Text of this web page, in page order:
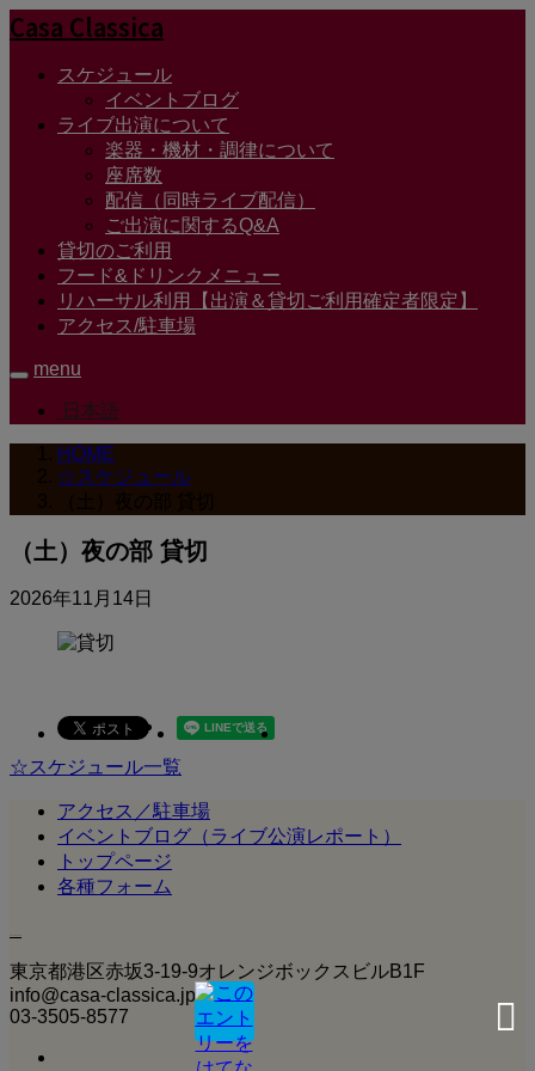
Casa Classica
スケジュール
イベントブログ
ライブ出演について
楽器・機材・調律について
座席数
配信（同時ライブ配信）
ご出演に関するQ&A
貸切のご利用
フード&ドリンクメニュー
リハーサル利用【出演＆貸切ご利用確定者限定】
アクセス/駐車場
menu
日本語
HOME
☆スケジュール
（土）夜の部 貸切
2026年11月14日
☆スケジュール一覧
アクセス／駐車場
イベントブログ（ライブ公演レポート）
トップページ
各種フォーム
東京都港区赤坂3‐19‐9オレンジボックスビルB1F
info@casa-classica.jp
03-3505-8577